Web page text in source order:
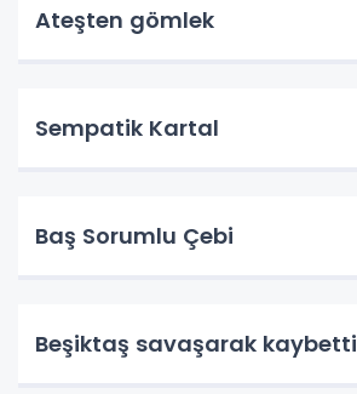
Ateşten gömlek
Sempatik Kartal
Baş Sorumlu Çebi
Beşiktaş savaşarak kaybetti